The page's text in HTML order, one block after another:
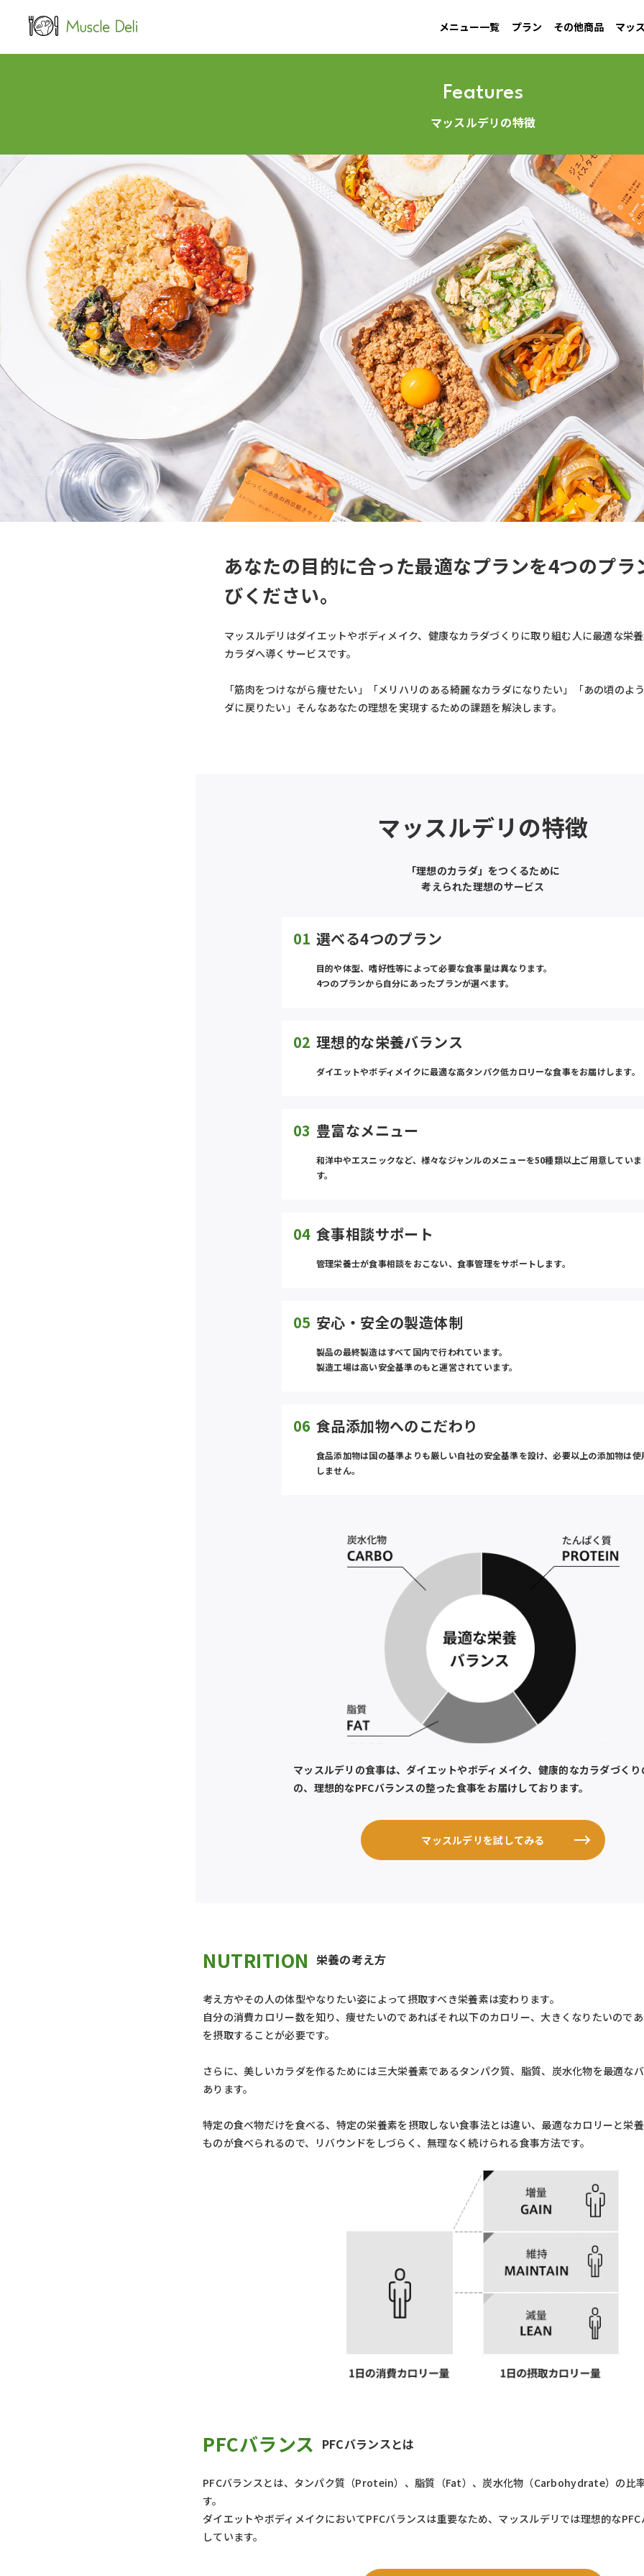
メニュー一覧 プラン その他商品 マッ
新商品
Features
マッスルデリの特徴
あなたの目的に合った最適なプランを4つのプラ
びください。
マッスルデリはダイエットやボディメイク、健康なカラダづくりに取り組む人に最適な栄
カラダへ導くサービスです。
「筋肉をつけながら痩せたい」「メリハリのある綺麗なカラダになりたい」「あの頃のよ
ダに戻りたい」そんなあなたの理想を実現するための課題を解決します。
マッスルデリの特徴
「理想のカラダ」をつくるために
考えられた理想のサービス
01 選べる4つのプラン
目的や体型、嗜好性等によって必要な食事量は異なります。
4つのプランから自分にあったプランが選べます。
02 理想的な栄養バランス
ダイエットやボディメイクに最適な高タンパク低カロリーな食事をお届けします。
03 豊富なメニュー
和洋中やエスニックなど、様々なジャンルのメニューを50種類以上ご用意していま
す。
04 食事相談サポート
管理栄養士が食事相談をおこない、食事管理をサポートします。
05 安心・安全の製造体制
製品の最終製造はすべて国内で行われています。
製造工場は高い安全基準のもと運営されています。
06 食品添加物へのこだわり
食品添加物は国の基準よりも厳しい自社の安全基準を設け、必要以上の添加物は使
しません。
マッスルデリの食事は、ダイエットやボディメイク、健康的なカラダづくり
の、理想的なPFCバランスの整った食事をお届けしております。
マッスルデリを試してみる
NUTRITION 栄養の考え方
考え方やその人の体型やなりたい姿によって摂取すべき栄養素は変わります。
自分の消費カロリー数を知り、痩せたいのであればそれ以下のカロリー、大きくなりたいので
を摂取することが必要です。
さらに、美しいカラダを作るためには三大栄養素であるタンパク質、脂質、炭水化物を最適な
あります。
特定の食べ物だけを食べる、特定の栄養素を摂取しない食事法とは違い、最適なカロリーと栄
ものが食べられるので、リバウンドをしづらく、無理なく続けられる食事方法です。
PFCバランス PFCバランスとは
PFCバランスとは、タンパク質（Protein）、脂質（Fat）、炭水化物（Carbohydrate）の比
す。
ダイエットやボディメイクにおいてPFCバランスは重要なため、マッスルデリでは理想的な
しています。